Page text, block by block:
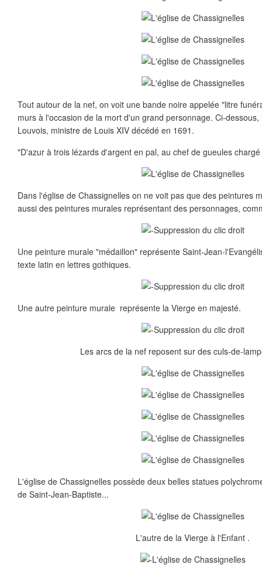
Tout autour de la nef, on voit une bande noire appelée "litre
murs à l'occasion de la mort d'un grand personnage. Ci-
Louvois, ministre de Louis XIV décédé en 1691.
"D'azur à trois lézards d'argent en pal, au chef de gueules
Dans l'église de Chassignelles on ne voit pas que des peintures
aussi des peintures murales représentant des personnages,
Une peinture murale "médaillon" représente Saint-Jean-
texte latin en lettres gothiques.
Une autre peinture murale représente la Vierge en majesté.
Les arcs de la nef reposent sur des culs-de-
L'église de Chassignelles possède deux belles statues
de Saint-Jean-Baptiste...
L'autre de la Vierge à l'Enfant .